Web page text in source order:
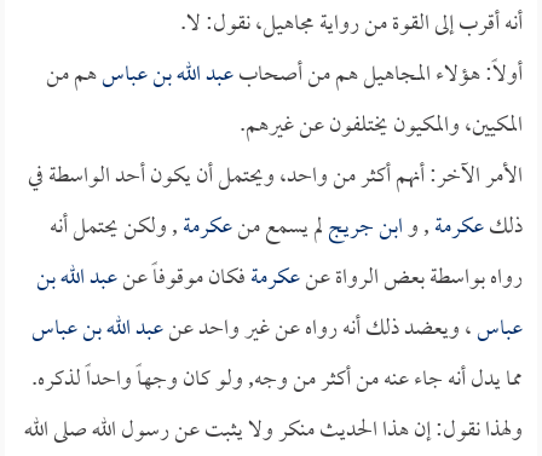
أنه أقرب إلى القوة من رواية مجاهيل، نقول: لا.
أولاً: هؤلاء المجاهيل هم من أصحابعبد الله بن عباسهم من
المكيين، والمكيون يختلفون عن غيرهم.
الأمر الآخر: أنهم أكثر من واحد، ويحتمل أن يكون أحد الواسطة في
ذلكعكرمة, وابن جريجلم يسمع منعكرمة, ولكن يحتمل أنه
رواه بواسطة بعض الرواة عنعكرمةفكان موقوفاً عنعبد الله بن
عباس، ويعضد ذلك أنه رواه عن غير واحد عنعبد الله بن عباس
مما يدل أنه جاء عنه من أكثر من وجه, ولو كان وجهاً واحداً لذكره.
ولهذا نقول: إن هذا الحديث منكر ولا يثبت عن رسول الله صلى الله